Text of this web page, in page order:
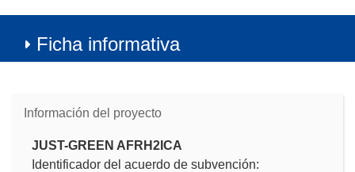
Ficha informativa
Información del proyecto
JUST-GREEN AFRH2ICA
Identificador del acuerdo de subvención: